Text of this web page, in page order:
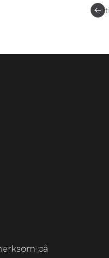
på